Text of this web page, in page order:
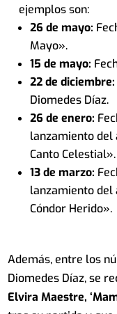
ejemplos son:
26 de mayo:
Mayo».
15 de mayo:
22 de diciembre:
Diomedes Díaz.
26 de enero:
lanzamiento del
Canto Celestial».
13 de marzo:
lanzamiento del
Cóndor Herido».
Además, entre los
Diomedes Díaz, se
Elvira Maestre,